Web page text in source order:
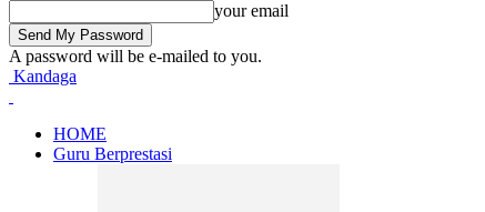
your email
A password will be e-mailed to you.
Kandaga
HOME
Guru Berprestasi